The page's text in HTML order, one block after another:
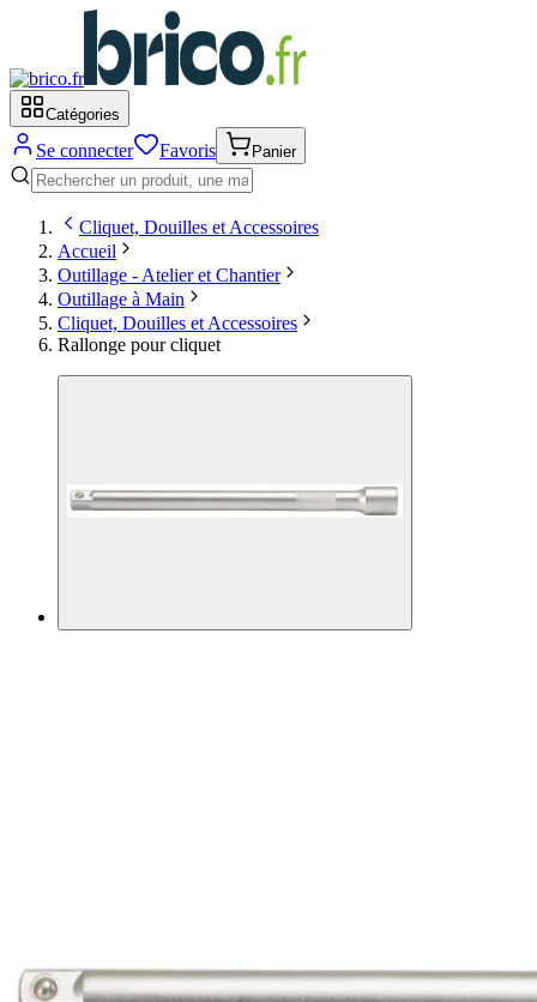
Catégories
Se connecter Favoris Panier
Cliquet, Douilles et Accessoires
Accueil
Outillage - Atelier et Chantier
Outillage à Main
Cliquet, Douilles et Accessoires
Rallonge pour cliquet